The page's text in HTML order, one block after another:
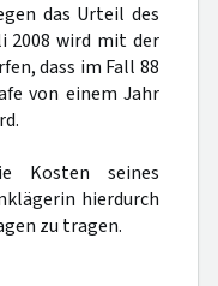
das Urteil des
2008 wird mit der
dass im Fall 88
von einem Jahr
Kosten seines
hierdurch
zu tragen.